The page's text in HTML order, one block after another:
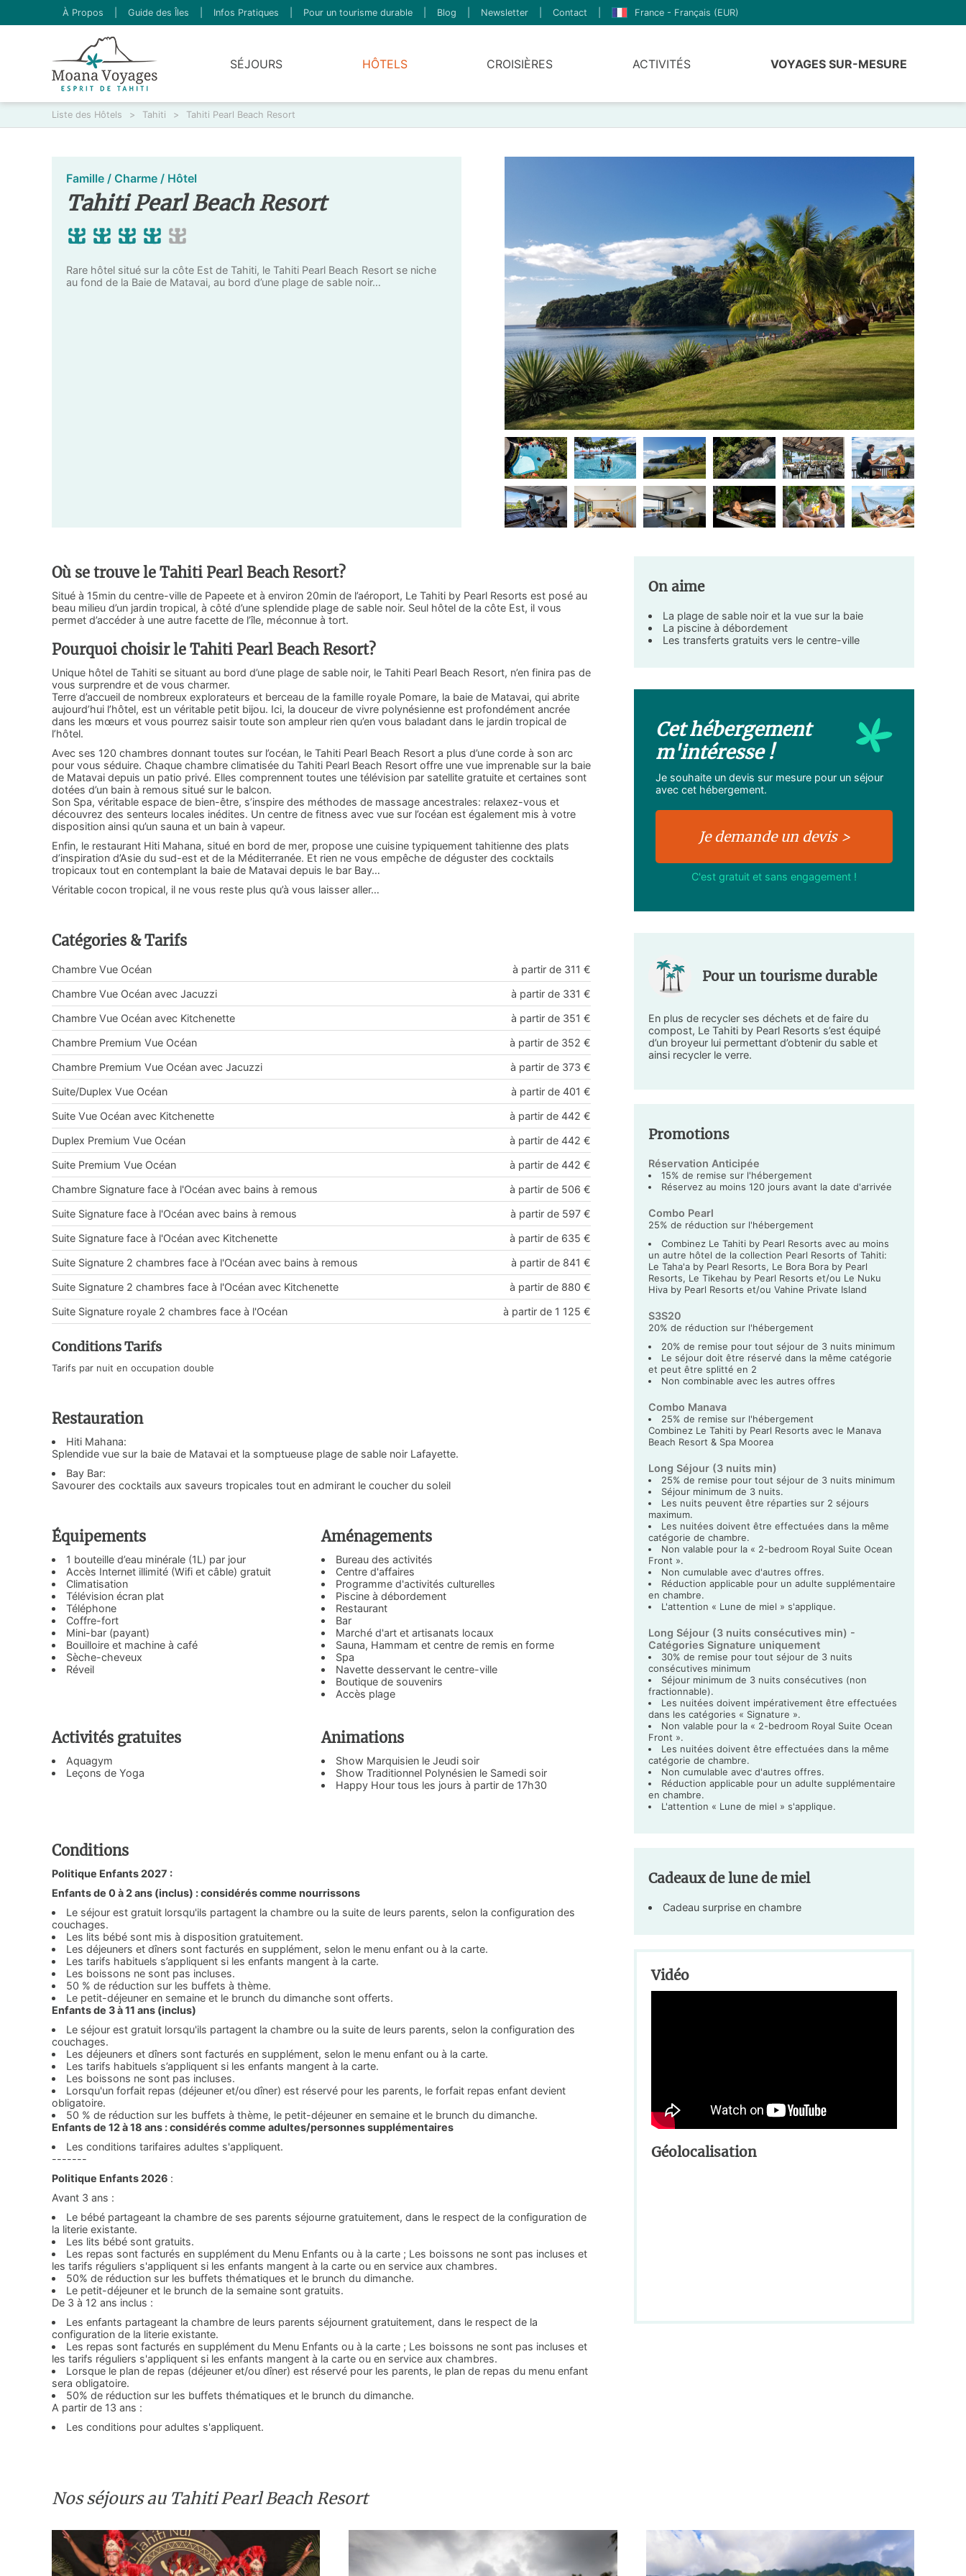
À Propos Guide des Îles Infos Pratiques Pour un tourisme durable Blog Newsletter Contact France - Français (EUR)
SÉJOURS HÔTELS CROISIÈRES ACTIVITÉS VOYAGES SUR-MESURE
Liste des Hôtels > Tahiti > Tahiti Pearl Beach Resort
Famille / Charme / Hôtel
Tahiti Pearl Beach Resort
Rare hôtel situé sur la côte Est de Tahiti, le Tahiti Pearl Beach Resort se niche
au fond de la Baie de Matavai, au bord d’une plage de sable noir…
Où se trouve le Tahiti Pearl Beach Resort?
Situé à 15min du centre-ville de Papeete et à environ 20min de l’aéroport, Le Tahiti by Pearl Resorts est posé au
beau milieu d’un jardin tropical, à côté d’une splendide plage de sable noir. Seul hôtel de la côte Est, il vous
permet d’accéder à une autre facette de l’île, méconnue à tort.
Pourquoi choisir le Tahiti Pearl Beach Resort?
Unique hôtel de Tahiti se situant au bord d’une plage de sable noir, le Tahiti Pearl Beach Resort, n’en finira pas de
vous surprendre et de vous charmer.
Terre d’accueil de nombreux explorateurs et berceau de la famille royale Pomare, la baie de Matavai, qui abrite
aujourd’hui l’hôtel, est un véritable petit bijou. Ici, la douceur de vivre polynésienne est profondément ancrée
dans les mœurs et vous pourrez saisir toute son ampleur rien qu’en vous baladant dans le jardin tropical de
l’hôtel.
Avec ses 120 chambres donnant toutes sur l’océan, le Tahiti Pearl Beach Resort a plus d’une corde à son arc
pour vous séduire. Chaque chambre climatisée du Tahiti Pearl Beach Resort offre une vue imprenable sur la baie
de Matavai depuis un patio privé. Elles comprennent toutes une télévision par satellite gratuite et certaines sont
dotées d’un bain à remous situé sur le balcon.
Son Spa, véritable espace de bien-être, s’inspire des méthodes de massage ancestrales: relaxez-vous et
découvrez des senteurs locales inédites. Un centre de fitness avec vue sur l’océan est également mis à votre
disposition ainsi qu’un sauna et un bain à vapeur.
Enfin, le restaurant Hiti Mahana, situé en bord de mer, propose une cuisine typiquement tahitienne des plats
d’inspiration d’Asie du sud-est et de la Méditerranée. Et rien ne vous empêche de déguster des cocktails
tropicaux tout en contemplant la baie de Matavai depuis le bar Bay…
Véritable cocon tropical, il ne vous reste plus qu’à vous laisser aller…
Catégories & Tarifs
à partir de 311 €
Chambre Vue Océan
à partir de 331 €
Chambre Vue Océan avec Jacuzzi
à partir de 351 €
Chambre Vue Océan avec Kitchenette
à partir de 352 €
Chambre Premium Vue Océan
à partir de 373 €
Chambre Premium Vue Océan avec Jacuzzi
à partir de 401 €
Suite/Duplex Vue Océan
à partir de 442 €
Suite Vue Océan avec Kitchenette
à partir de 442 €
Duplex Premium Vue Océan
à partir de 442 €
Suite Premium Vue Océan
à partir de 506 €
Chambre Signature face à l'Océan avec bains à remous
à partir de 597 €
Suite Signature face à l'Océan avec bains à remous
à partir de 635 €
Suite Signature face à l'Océan avec Kitchenette
à partir de 841 €
Suite Signature 2 chambres face à l'Océan avec bains à remous
à partir de 880 €
Suite Signature 2 chambres face à l'Océan avec Kitchenette
à partir de 1 125 €
Suite Signature royale 2 chambres face à l'Océan
Conditions Tarifs
Tarifs par nuit en occupation double
Restauration
Hiti Mahana:
Splendide vue sur la baie de Matavai et la somptueuse plage de sable noir Lafayette.
Bay Bar:
Savourer des cocktails aux saveurs tropicales tout en admirant le coucher du soleil
Équipements
1 bouteille d’eau minérale (1L) par jour
Accès Internet illimité (Wifi et câble) gratuit
Climatisation
Télévision écran plat
Téléphone
Coffre-fort
Mini-bar (payant)
Bouilloire et machine à café
Sèche-cheveux
Réveil
Aménagements
Bureau des activités
Centre d'affaires
Programme d'activités culturelles
Piscine à débordement
Restaurant
Bar
Marché d'art et artisanats locaux
Sauna, Hammam et centre de remis en forme
Spa
Navette desservant le centre-ville
Boutique de souvenirs
Accès plage
Activités gratuites
Aquagym
Leçons de Yoga
Animations
Show Marquisien le Jeudi soir
Show Traditionnel Polynésien le Samedi soir
Happy Hour tous les jours à partir de 17h30
Conditions
Politique Enfants 2027 :
Enfants de 0 à 2 ans (inclus) : considérés comme nourrissons
Le séjour est gratuit lorsqu'ils partagent la chambre ou la suite de leurs parents, selon la configuration des
couchages.
Les lits bébé sont mis à disposition gratuitement.
Les déjeuners et dîners sont facturés en supplément, selon le menu enfant ou à la carte.
Les tarifs habituels s’appliquent si les enfants mangent à la carte.
Les boissons ne sont pas incluses.
50 % de réduction sur les buffets à thème.
Le petit-déjeuner en semaine et le brunch du dimanche sont offerts.
Enfants de 3 à 11 ans (inclus)
Le séjour est gratuit lorsqu'ils partagent la chambre ou la suite de leurs parents, selon la configuration des
couchages.
Les déjeuners et dîners sont facturés en supplément, selon le menu enfant ou à la carte.
Les tarifs habituels s’appliquent si les enfants mangent à la carte.
Les boissons ne sont pas incluses.
Lorsqu'un forfait repas (déjeuner et/ou dîner) est réservé pour les parents, le forfait repas enfant devient
obligatoire.
50 % de réduction sur les buffets à thème, le petit-déjeuner en semaine et le brunch du dimanche.
Enfants de 12 à 18 ans : considérés comme adultes/personnes supplémentaires
Les conditions tarifaires adultes s'appliquent.
-------
Politique Enfants 2026 :
Avant 3 ans :
Le bébé partageant la chambre de ses parents séjourne gratuitement, dans le respect de la configuration de
la literie existante.
Les lits bébé sont gratuits.
​Les repas sont facturés en supplément du Menu Enfants ou à la carte ; Les boissons ne sont pas incluses et
les tarifs réguliers s'appliquent si les enfants mangent à la carte ou en service aux chambres.
50% de réduction sur les buffets thématiques et le brunch du dimanche.
Le petit-déjeuner et le brunch de la semaine sont gratuits.
De 3 à 12 ans inclus :
Les enfants partageant la chambre de leurs parents séjournent gratuitement, dans le respect de la
configuration de la literie existante.
Les repas sont facturés en supplément du Menu Enfants ou à la carte ; Les boissons ne sont pas incluses et
les tarifs réguliers s'appliquent si les enfants mangent à la carte ou en service aux chambres.
Lorsque le plan de repas (déjeuner et/ou dîner) est réservé pour les parents, le plan de repas du menu enfant
sera obligatoire.
50% de réduction sur les buffets thématiques et le brunch du dimanche.
A partir de 13 ans :
Les conditions pour adultes s'appliquent.
On aime
La plage de sable noir et la vue sur la baie
La piscine à débordement
Les transferts gratuits vers le centre-ville
Cet hébergement
m'intéresse !
Je souhaite un devis sur mesure pour un séjour
avec cet hébergement.
C'est gratuit et sans engagement !
Pour un tourisme durable
En plus de recycler ses déchets et de faire du
compost, Le Tahiti by Pearl Resorts s’est équipé
d’un broyeur lui permettant d’obtenir du sable et
ainsi recycler le verre.
Promotions
Réservation Anticipée
15% de remise sur l'hébergement
Réservez au moins 120 jours avant la date d'arrivée
Combo Pearl
25% de réduction sur l'hébergement
Combinez Le Tahiti by Pearl Resorts avec au moins
un autre hôtel de la collection Pearl Resorts of Tahiti:
Le Taha'a by Pearl Resorts, Le Bora Bora by Pearl
Resorts, Le Tikehau by Pearl Resorts et/ou Le Nuku
Hiva by Pearl Resorts et/ou Vahine Private Island
S3S20
20% de réduction sur l'hébergement
20% de remise pour tout séjour de 3 nuits minimum
Le séjour doit être réservé dans la même catégorie
et peut être splitté en 2
Non combinable avec les autres offres
Combo Manava
25% de remise sur l'hébergement
Combinez Le Tahiti by Pearl Resorts avec le Manava
Beach Resort & Spa Moorea
Long Séjour (3 nuits min)
25% de remise pour tout séjour de 3 nuits minimum
Séjour minimum de 3 nuits.
Les nuits peuvent être réparties sur 2 séjours
maximum.
Les nuitées doivent être effectuées dans la même
catégorie de chambre.
Non valable pour la « 2-bedroom Royal Suite Ocean
Front ».
Non cumulable avec d'autres offres.
Réduction applicable pour un adulte supplémentaire
en chambre.
L'attention « Lune de miel » s'applique.
Long Séjour (3 nuits consécutives min) -
Catégories Signature uniquement
30% de remise pour tout séjour de 3 nuits
consécutives minimum
Séjour minimum de 3 nuits consécutives (non
fractionnable).
Les nuitées doivent impérativement être effectuées
dans les catégories « Signature ».
Non valable pour la « 2-bedroom Royal Suite Ocean
Front ».
Les nuitées doivent être effectuées dans la même
catégorie de chambre.
Non cumulable avec d'autres offres.
Réduction applicable pour un adulte supplémentaire
en chambre.
L'attention « Lune de miel » s'applique.
Cadeaux de lune de miel
Cadeau surprise en chambre
Vidéo
Géolocalisation
Nos séjours au Tahiti Pearl Beach Resort